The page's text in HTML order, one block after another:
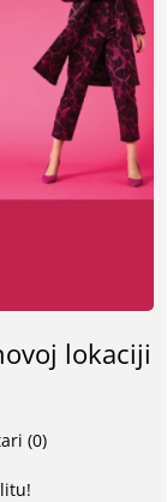
lokaciji
(0)